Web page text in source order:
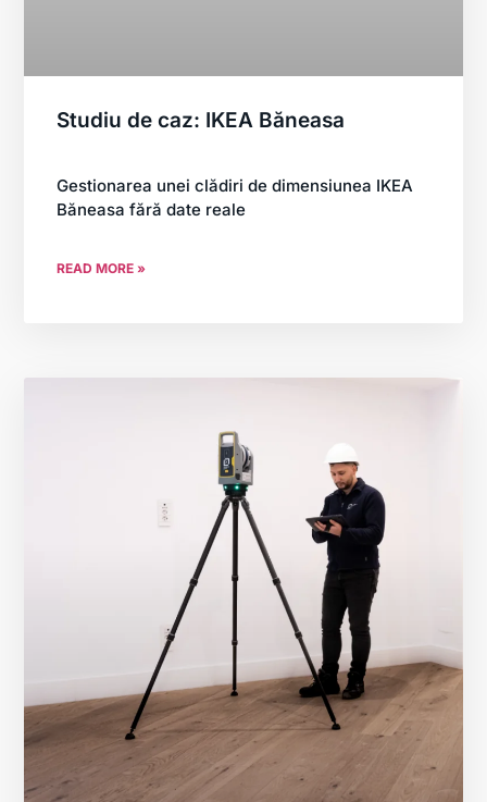
Studiu de caz: IKEA Băneasa
Gestionarea unei clădiri de dimensiunea IKEA
Băneasa fără date reale
READ MORE »